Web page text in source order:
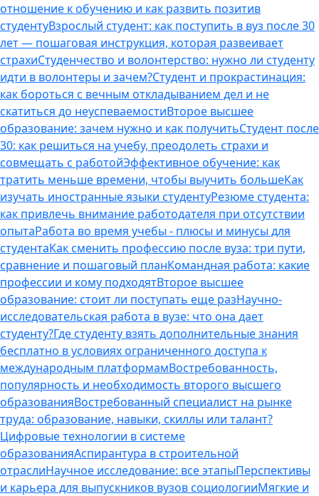
отношение к обучению и как развить позитив
студентуВзрослый студент: как поступить в вуз после 30
лет — пошаговая инструкция, которая развеивает
страхиСтуденчество и волонтерство: нужно ли cтуденту
идти в волонтеры и зачем?Студент и прокрастинация:
как бороться с вечным откладыванием дел и не
скатиться до неуспеваемостиВторое высшее
образование: зачем нужно и как получитьСтудент после
30: как решиться на учебу, преодолеть страхи и
совмещать с работойЭффективное обучение: как
тратить меньше времени, чтобы выучить большеКак
изучать иностранные языки студентуРезюме студента:
как привлечь внимание работодателя при отсутствии
опытаРабота во время учебы - плюсы и минусы для
студентаКак сменить профессию после вуза: три пути,
сравнение и пошаговый планКомандная работа: какие
профессии и кому подходятВторое высшее
образование: стоит ли поступать еще разНаучно-
исследовательская работа в вузе: что она дает
студенту?Где студенту взять дополнительные знания
бесплатно в условиях ограниченного доступа к
международным платформамВостребованность,
популярность и необходимость второго высшего
образованияВостребованный специалист на рынке
труда: образование, навыки, скиллы или талант?
Цифровые технологии в системе
образованияАспирантура в строительной
отраслиНаучное исследование: все этапыПерспективы
и карьера для выпускников вузов социологииМягкие и